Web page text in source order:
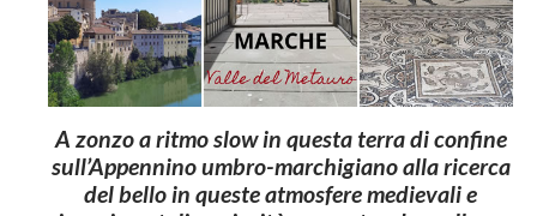
A zonzo a ritmo slow in questa terra di confine
sull’Appennino umbro-marchigiano alla ricerca
del bello in queste atmosfere medievali e